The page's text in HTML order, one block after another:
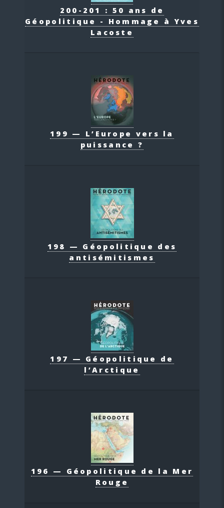
200-201 : 50 ans de
Géopolitique - Hommage à Yves
Lacoste
199 — L’Europe vers la
puissance ?
198 — Géopolitique des
antisémitismes
197 — Géopolitique de
l’Arctique
196 — Géopolitique de la Mer
Rouge